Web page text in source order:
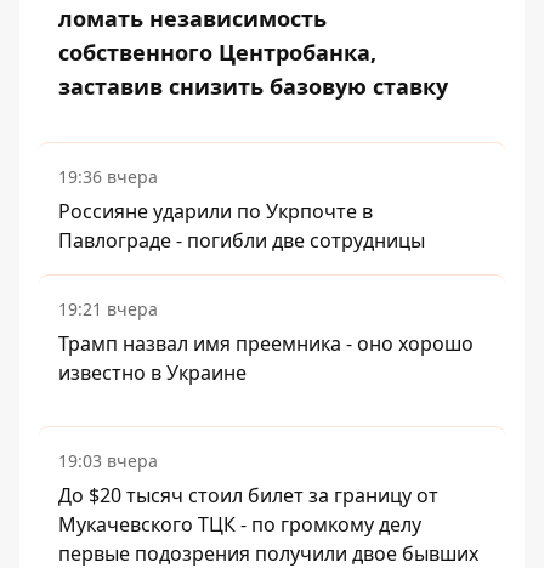
ломать независимость
собственного Центробанка,
заставив снизить базовую ставку
19:36 вчера
Россияне ударили по Укрпочте в
Павлограде - погибли две сотрудницы
19:21 вчера
Трамп назвал имя преемника - оно хорошо
известно в Украине
19:03 вчера
До $20 тысяч стоил билет за границу от
Мукачевского ТЦК - по громкому делу
первые подозрения получили двое бывших